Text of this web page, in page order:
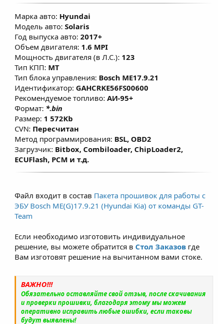
АИ95! Произведена настройка карт
топливоподачи, УОЗ, коррекции УОЗ,
системы изменения фаз ГРМ, изменены
факторы, влияющие на расчет моментной
модели, переработаны алгоритмы
включения кондиционера в мощностном
режиме, что позволяет улучшить
эластичность и динамику без
существенного изменения расхода
топлива. Данные решения предназначены
для повседневной езды при этом не влияет
на ресурс двигателя, а в большинстве
случаев при использовании
рекомендованного топлива (согласно ТТХ
позволяет продлить срок службы ДВС. Для
атмосферных двигателей прирост по
7–15% и зависит от состояния двигателя,
условий эксплуатации и типа
используемого топлива.
Марка авто: Hyundai
Модель авто: Solaris
Год выпуска авто: 2017+
Объем двигателя: 1.6 MPI
Мощность двигателя (в Л.С.): 123
Тип КПП: MT
Тип блока управления: Bosch ME17.9.21
Идентификатор: GAHCRKE56FS00600
Рекомендуемое топливо: АИ-95+
Формат: *.bin
Размер: 1 572Kb
CVN: Пересчитан
Метод программирования: BSL, OBD2
Загрузчик: Bitbox, Combiloader, ChipLoader2,
ECUFlash, PCM и т.д.
Файл входит в состав Пакета прошивок для работы с
ЭБУ Bosch ME(G)17.9.21 (Hyundai Kia) от команды GT-
Team
Если необходимо изготовить индивидуальное
решение, вы можете обратится в Стол Заказов где
Вам изготовят решение на вычитанном вами стоке.
ВАЖНО!!!
Обязательно оставляйте свой отзыв, после скачивания
и проверки прошивки, благодаря этому мы можем
оперативно исправить любые ошибки, если таковы
будут выявлены!